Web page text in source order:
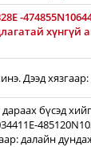
-
хүнгүй
Дээд
бүсэд
далайн